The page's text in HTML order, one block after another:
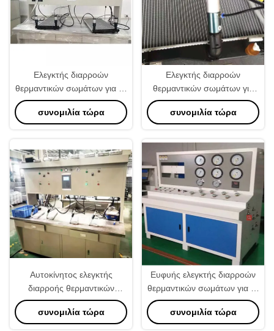
Ελεγκτής διαρροών
θερμαντικών σωμάτων για τη
δοκιμή της συμπίεσης αέρα
των αυτοκινητικών
συνομιλία τώρα
Ελεγκτής διαρροών
θερμαντικών σωμάτων για
την αυτοκινητική συμπίεση
αέρα θερμαντικών σωμάτων
συνομιλία τώρα
Αυτοκίνητος ελεγκτής
διαρροής θερμαντικών
σωμάτων για τη δοκιμή της
συμπίεσης αέρα των
συνομιλία τώρα
Ευφυής ελεγκτής διαρροών
θερμαντικών σωμάτων για τη
διαφορική πίεση AC220V
10MPa
συνομιλία τώρα